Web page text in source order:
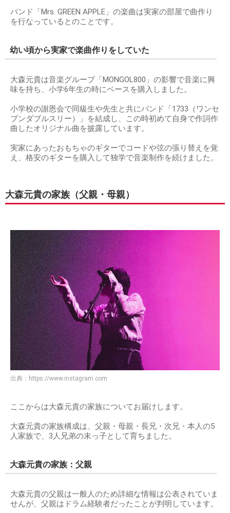
バンド「Mrs. GREEN APPLE」の楽曲は実家の部屋で曲作り
を行なっているとのことです。
幼い頃から実家で楽曲作りをしていた
大森元貴は音楽グループ「MONGOL800」の影響で音楽に興
味を持ち、小学6年生の時にベースを購入しました。
小学校の謝恩会で同級生や先生と共にバンド「1733（ワンセ
ブンダブルスリー）」を結成し、この時初めて自身で作詞作
曲したオリジナル曲を披露しています。
実家にあったおもちゃのギターでコードや弦の張り替えを覚
え、格安のギターを購入して独学で音楽制作を続けました。
大森元貴の家族（父親・母親）
出典： https://www.instagram.com
ここからは大森元貴の家族についてお届けします。
大森元貴の家族構成は、父親・母親・長兄・次兄・本人の5
人家族で、3人兄弟の末っ子として育ちました。
大森元貴の家族：父親
大森元貴の父親は一般人のため詳細な情報は公表されていま
せんが、父親はドラム経験者だったことが判明しています。